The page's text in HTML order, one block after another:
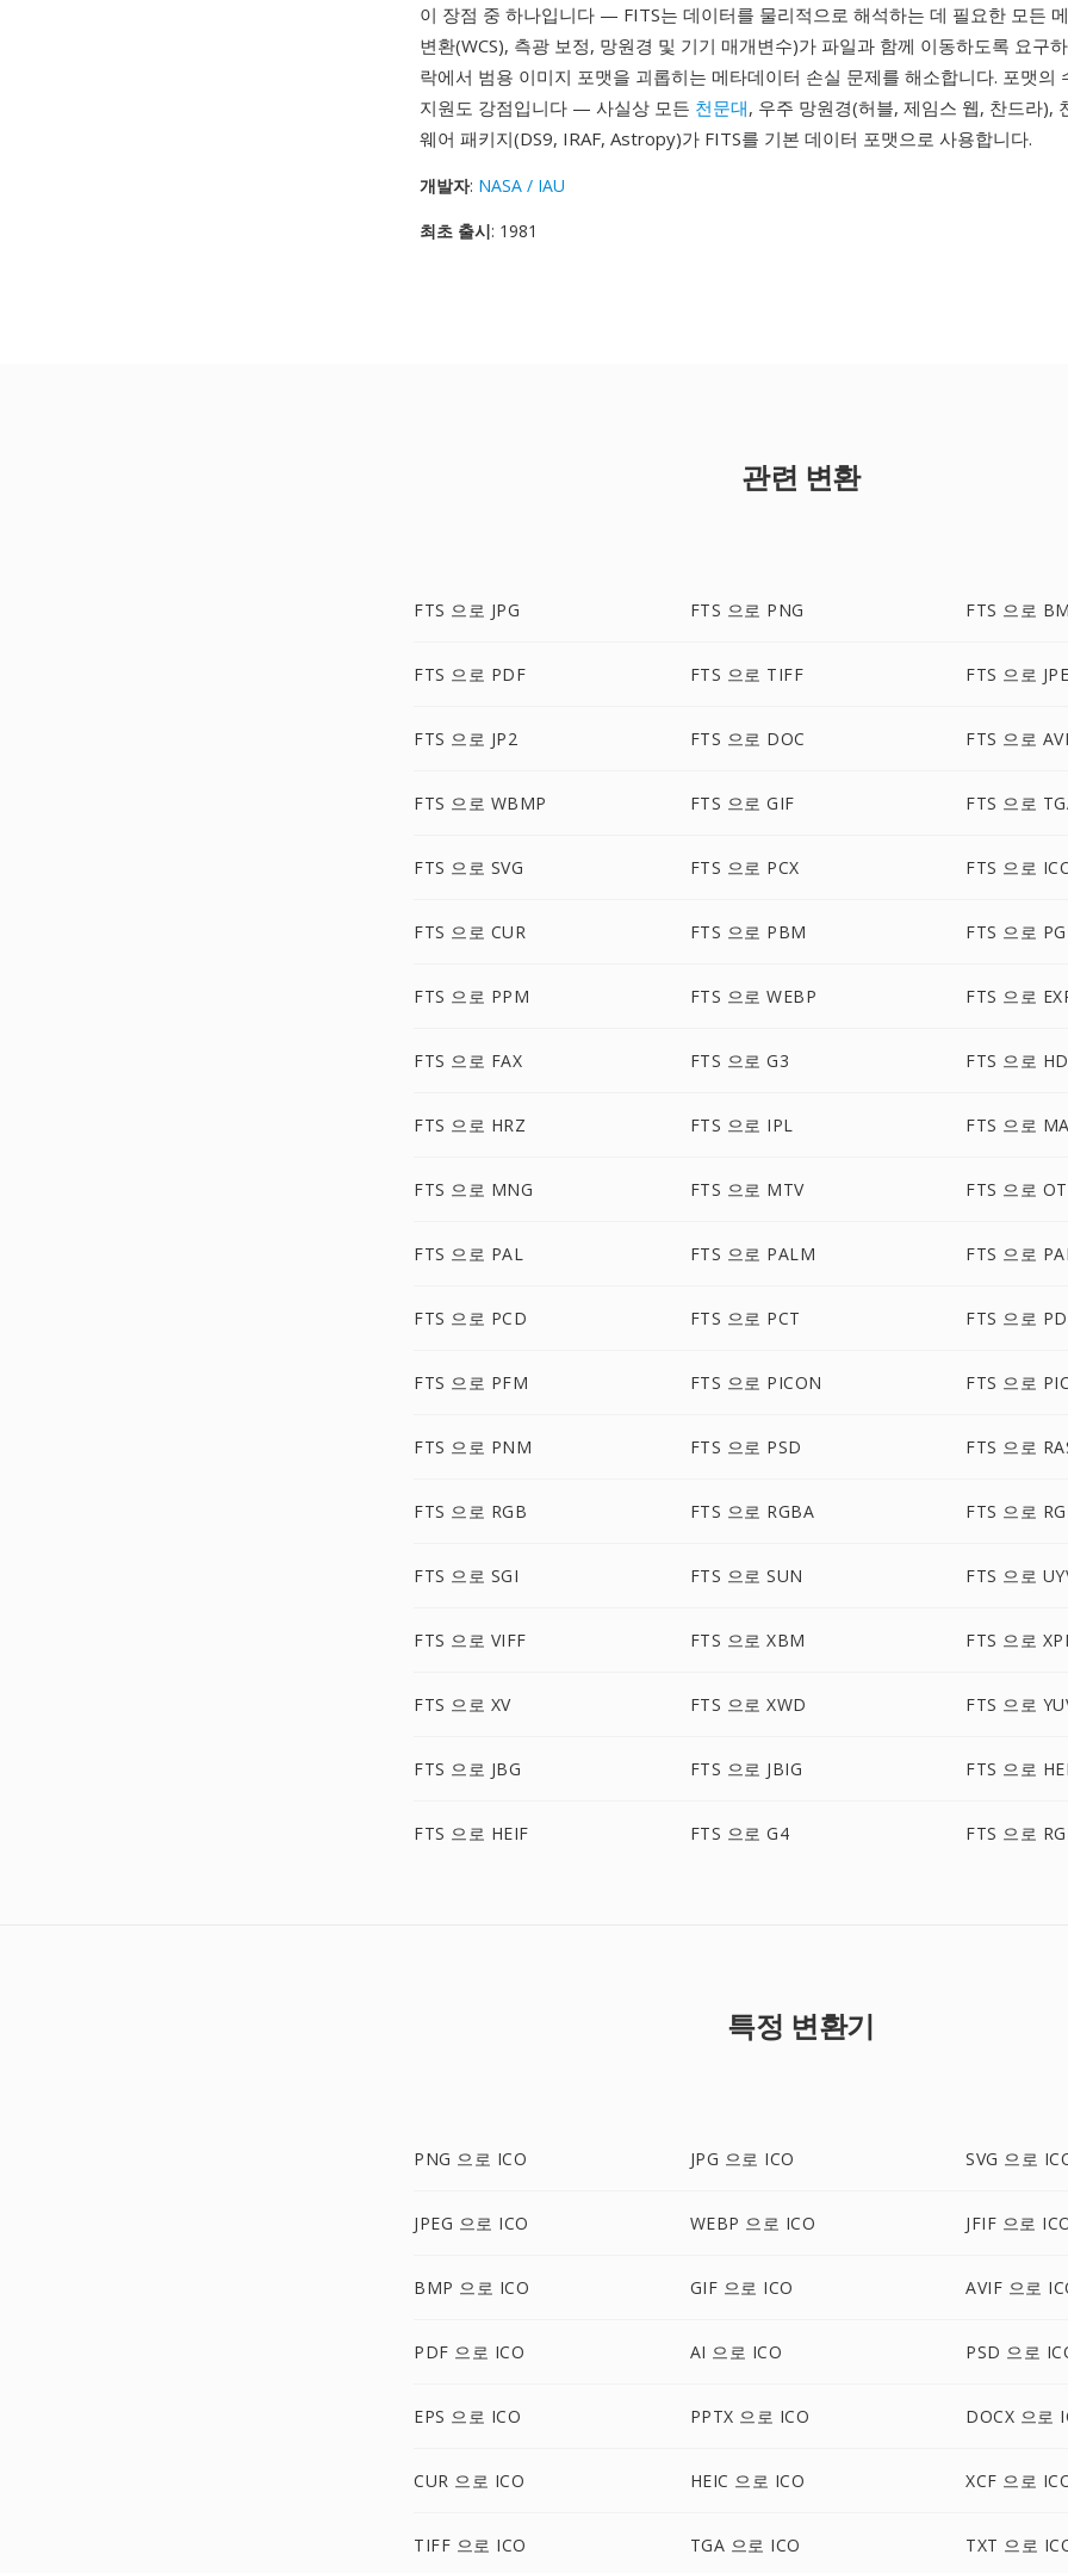
이 장점 중 하나입니다 — FITS는 데이터를 물리적으로 해석하는 데 필요한 모든
변환(WCS), 측광 보정, 망원경 및 기기 매개변수)가 파일과 함께 이동하도록 요구
락에서 범용 이미지 포맷을 괴롭히는 메타데이터 손실 문제를 해소합니다. 포맷의
지원도 강점입니다 — 사실상 모든 천문대, 우주 망원경(허블, 제임스 웹, 찬드라),
웨어 패키지(DS9, IRAF, Astropy)가 FITS를 기본 데이터 포맷으로 사용합니다.
개발자: NASA / IAU
최초 출시: 1981
관련 변환
FTS 으로 JPG FTS 으로 PNG FTS 으로
FTS 으로 PDF FTS 으로 TIFF FTS 으로
FTS 으로 JP2 FTS 으로 DOC FTS 으로
FTS 으로 WBMP FTS 으로 GIF FTS 으로
FTS 으로 SVG FTS 으로 PCX FTS 으로
FTS 으로 CUR FTS 으로 PBM FTS 으로
FTS 으로 PPM FTS 으로 WEBP FTS 으로
FTS 으로 FAX FTS 으로 G3 FTS 으로
FTS 으로 HRZ FTS 으로 IPL FTS 으로
FTS 으로 MNG FTS 으로 MTV FTS 으로
FTS 으로 PAL FTS 으로 PALM FTS 으로
FTS 으로 PCD FTS 으로 PCT FTS 으로
FTS 으로 PFM FTS 으로 PICON FTS 으로
FTS 으로 PNM FTS 으로 PSD FTS 으로
FTS 으로 RGB FTS 으로 RGBA FTS 으로
FTS 으로 SGI FTS 으로 SUN FTS 으로
FTS 으로 VIFF FTS 으로 XBM FTS 으로
FTS 으로 XV FTS 으로 XWD FTS 으로
FTS 으로 JBG FTS 으로 JBIG FTS 으로
FTS 으로 HEIF FTS 으로 G4 FTS 으로
특정 변환기
PNG 으로 ICO JPG 으로 ICO SVG 으로
JPEG 으로 ICO WEBP 으로 ICO JFIF 으로
BMP 으로 ICO GIF 으로 ICO AVIF 으로
PDF 으로 ICO AI 으로 ICO PSD 으로
EPS 으로 ICO PPTX 으로 ICO DOCX 으로
CUR 으로 ICO HEIC 으로 ICO XCF 으로
TIFF 으로 ICO TGA 으로 ICO TXT 으로